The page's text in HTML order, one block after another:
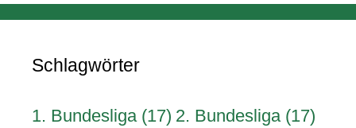
Schlagwörter
1. Bundesliga(17) 2. Bundesliga(17)